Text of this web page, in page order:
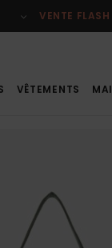
VENTE FLASH
VÊTEMENTS